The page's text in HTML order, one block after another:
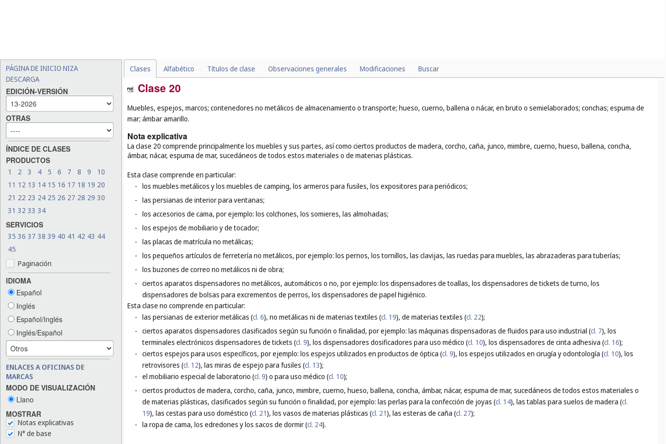
PÁGINA DE INICIO NIZA
DESCARGA
EDICIÓN-VERSIÓN
OTRAS
ÍNDICE DE CLASES
PRODUCTOS
1 2 3 4 5 6 7 8 9
10
11 12 13 14 15 16 17 18 19 20
21 22 23 24 25 26 27 28 29 30
31 32 33 34
SERVICIOS
35 36 37 38 39 40 41 42 43 44
45
Paginación
IDIOMA
Español
Inglés
Español/Inglés
Inglés/Español
ENLACES A OFICINAS DE
MARCAS
MODO DE VISUALIZACIÓN
Llano
MOSTRAR
Notas explicativas
N° de base
Clases Alfabético Títulos de clase Observaciones generales Modificaciones Buscar
Clase 20
Muebles, espejos, marcos; contenedores no metálicos de almacenamiento o transporte; hueso, cuerno, ballena o nácar, en bruto o semielaborados; conchas; espuma de
mar; ámbar amarillo.
Nota explicativa
La clase 20 comprende principalmente los muebles y sus partes, así como ciertos productos de madera, corcho, caña, junco, mimbre, cuerno, hueso, ballena, concha,
ámbar, nácar, espuma de mar, sucedáneos de todos estos materiales o de materias plásticas.
Esta clase comprende en particular:
- los muebles metálicos y los muebles de camping, los armeros para fusiles, los expositores para periódicos;
- las persianas de interior para ventanas;
- los accesorios de cama, por ejemplo: los colchones, los somieres, las almohadas;
- los espejos de mobiliario y de tocador;
- las placas de matrícula no metálicas;
- los pequeños artículos de ferretería no metálicos, por ejemplo: los pernos, los tornillos, las clavijas, las ruedas para muebles, las abrazaderas para tuberías;
- los buzones de correo no metálicos ni de obra;
- ciertos aparatos dispensadores no metálicos, automáticos o no, por ejemplo: los dispensadores de toallas, los dispensadores de tickets de turno, los
dispensadores de bolsas para excrementos de perros, los dispensadores de papel higiénico.
Esta clase no comprende en particular:
- las persianas de exterior metálicas (cl. 6), no metálicas ni de materias textiles (cl. 19), de materias textiles (cl. 22);
- ciertos aparatos dispensadores clasificados según su función o finalidad, por ejemplo: las máquinas dispensadoras de fluidos para uso industrial (cl. 7), los
terminales electrónicos dispensadores de tickets (cl. 9), los dispensadores dosificadores para uso médico (cl. 10), los dispensadores de cinta adhesiva (cl. 16);
- ciertos espejos para usos específicos, por ejemplo: los espejos utilizados en productos de óptica (cl. 9), los espejos utilizados en cirugía y odontología (cl. 10), los
retrovisores (cl. 12), las miras de espejo para fusiles (cl. 13);
- el mobiliario especial de laboratorio (cl. 9) o para uso médico (cl. 10);
- ciertos productos de madera, corcho, caña, junco, mimbre, cuerno, hueso, ballena, concha, ámbar, nácar, espuma de mar, sucedáneos de todos estos materiales o
de materias plásticas, clasificados según su función o finalidad, por ejemplo: las perlas para la confección de joyas (cl. 14), las tablas para suelos de madera (cl.
19), las cestas para uso doméstico (cl. 21), los vasos de materias plásticas (cl. 21), las esteras de caña (cl. 27);
- la ropa de cama, los edredones y los sacos de dormir (cl. 24).